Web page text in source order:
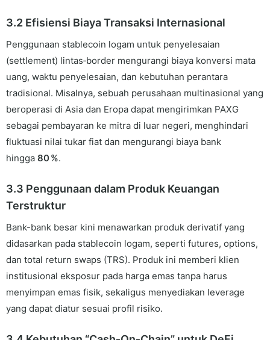
3.2 Efisiensi Biaya Transaksi Internasional
Penggunaan stablecoin logam untuk penyelesaian
(settlement) lintas‑border mengurangi biaya konversi mata
uang, waktu penyelesaian, dan kebutuhan perantara
tradisional. Misalnya, sebuah perusahaan multinasional yang
beroperasi di Asia dan Eropa dapat mengirimkan PAXG
sebagai pembayaran ke mitra di luar negeri, menghindari
fluktuasi nilai tukar fiat dan mengurangi biaya bank
hingga 80 %.
3.3 Penggunaan dalam Produk Keuangan
Terstruktur
Bank-bank besar kini menawarkan produk derivatif yang
didasarkan pada stablecoin logam, seperti futures, options,
dan total return swaps (TRS). Produk ini memberi klien
institusional eksposur pada harga emas tanpa harus
menyimpan emas fisik, sekaligus menyediakan leverage
yang dapat diatur sesuai profil risiko.